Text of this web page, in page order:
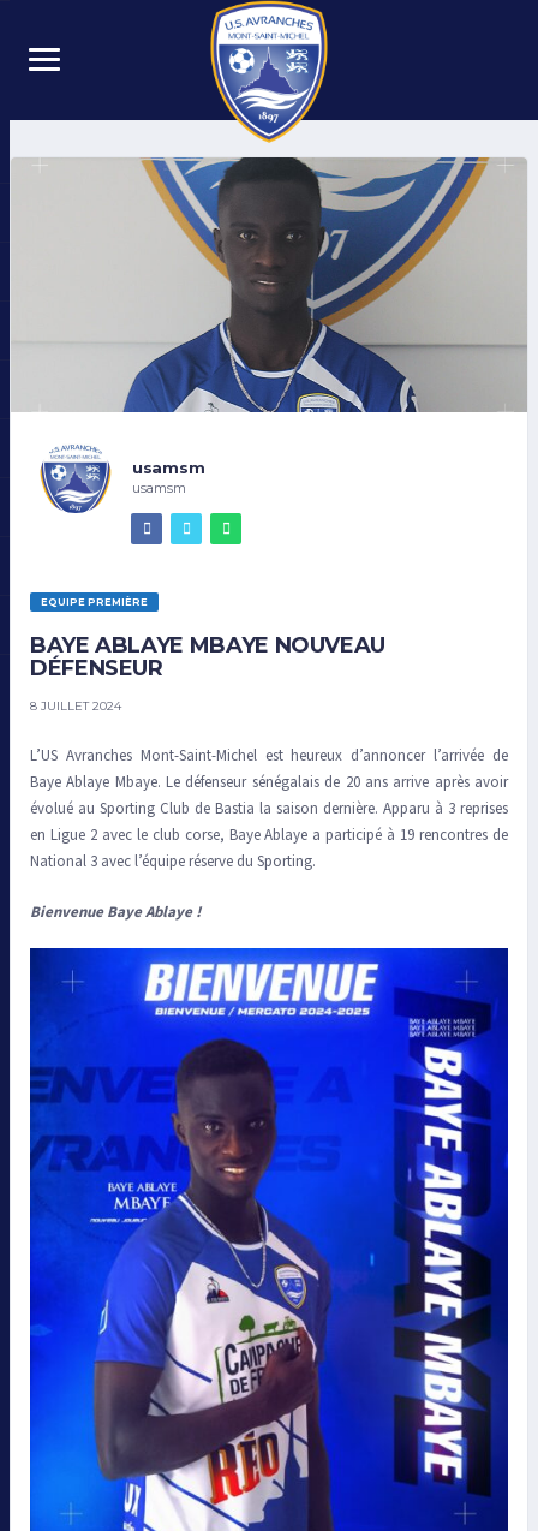
usamsm
usamsm
EQUIPE PREMIÈRE
BAYE ABLAYE MBAYE NOUVEAU
DÉFENSEUR
8 JUILLET 2024
L’US Avranches Mont-Saint-Michel est heureux d’annoncer l’arrivée de
Baye Ablaye Mbaye. Le défenseur sénégalais de 20 ans arrive après avoir
évolué au Sporting Club de Bastia la saison dernière. Apparu à 3 reprises
en Ligue 2 avec le club corse, Baye Ablaye a participé à 19 rencontres de
National 3 avec l’équipe réserve du Sporting.
Bienvenue Baye Ablaye !